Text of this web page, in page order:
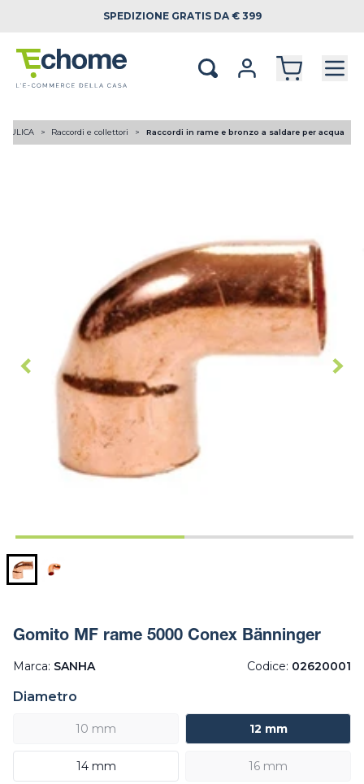
SPEDIZIONE GRATIS DA € 399
Raccordi e collettori Raccordi in rame e bronzo a saldare per acqua
Gomito MF rame 5000 Conex Bänninger
Marca: SANHA Codice: 02620001
Diametro
10 mm 12 mm
14 mm 16 mm